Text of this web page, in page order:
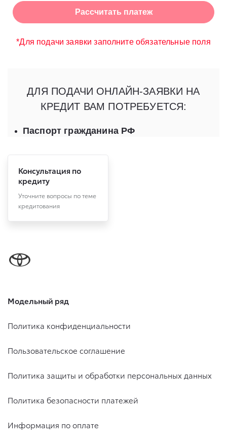
Консультация по
кредиту
Уточните вопросы по теме
кредитования
Модельный ряд
Политика конфиденциальности
Пользовательское соглашение
Политика защиты и обработки персональных данных
Политика безопасности платежей
Информация по оплате